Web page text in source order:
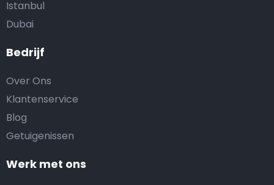
Bedrijf
Over Ons
Klantenservice
Blog
Getuigenissen
Werk met ons
Istanbul
Dubai